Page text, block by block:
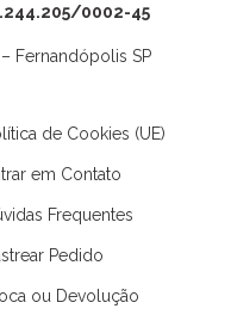
0002-45
Fernandópolis SP
de Cookies (UE)
em Contato
Frequentes
Pedido
ou Devolução